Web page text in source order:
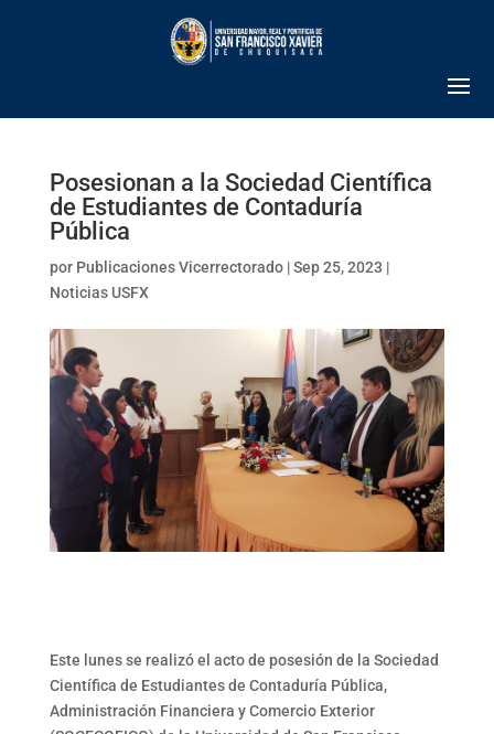
Posesionan a la Sociedad Científica
de Estudiantes de Contaduría
Pública
por Publicaciones Vicerrectorado|Sep 25, 2023 |
Noticias USFX
Este lunes se realizó el acto de posesión de la Sociedad
Científica de Estudiantes de Contaduría Pública,
Administración Financiera y Comercio Exterior